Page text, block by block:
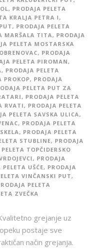
, PRODAJA PELETA
KRALJA PETRA I,
, PRODAJA PELETA
MARŠALA TITA, PRODAJA
PELETA MOSTARSKA
, PRODAJA
PELETA PIROMAN,
, PRODAJA PELETA
PROKOP, PRODAJA
PELETA PUT ZA
, PRODAJA PELETA
RVATI, PRODAJA PELETA
PELETA SAVSKA ULICA,
, PRODAJA PELETA
, PRODAJA PELETA
STUBLINE, PRODAJA
TOPČIDERSKO
, PRODAJA
PELETA UŠĆE, PRODAJA
VINČANSKI PUT,
PELETA
ZVEČKA
grejanje uz
postaje sve
način grejanja.